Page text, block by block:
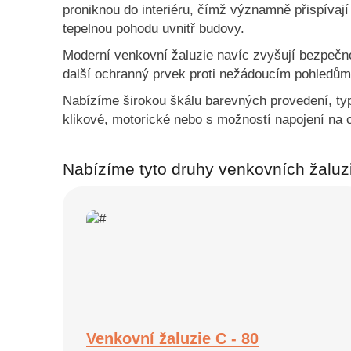
proniknou do interiéru, čímž významně
tepelnou pohodu uvnitř budovy.
Moderní venkovní žaluzie navíc zvyšují
další ochranný prvek proti nežádoucím
Nabízíme širokou škálu barevných provedení,
klikové, motorické nebo s možností napojení na
Nabízíme tyto druhy venkovních
Venkovní žaluzie C - 80